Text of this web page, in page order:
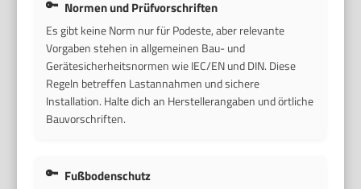
Normen und Prüfvorschriften
Es gibt keine Norm nur für Podeste, aber relevante
Vorgaben stehen in allgemeinen Bau- und
Gerätesicherheitsnormen wie IEC/EN und DIN. Diese
Regeln betreffen Lastannahmen und sichere
Installation. Halte dich an Herstellerangaben und örtliche
Bauvorschriften.
Fußbodenschutz